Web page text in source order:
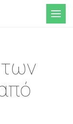
Μενού